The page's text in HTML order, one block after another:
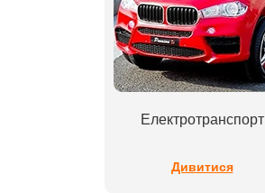
Електротранспорт
Дивитися